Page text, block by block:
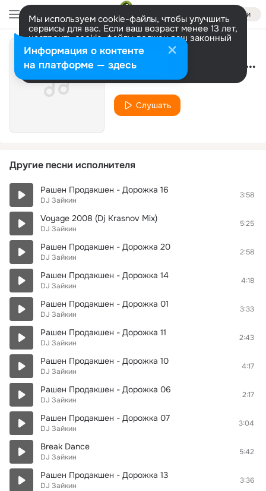
Войти
Мы используем cookie-файлы, чтобы улучшить
сервисы для вас. Если ваш возраст менее 13 лет,
настроить cookie-файлы должен ваш законный
представитель. Больше информации
Разрешить все Настроить Рашен Продакшен - Дорожка 17
DJ Зайкин
Слушать
Другие песни исполнителя
Рашен Продакшен - Дорожка 16
DJ Зайкин
3:58
Voyage 2008 (Dj Krasnov Mix)
DJ Зайкин
5:25
Рашен Продакшен - Дорожка 20
DJ Зайкин
2:58
Рашен Продакшен - Дорожка 14
DJ Зайкин
4:18
Рашен Продакшен - Дорожка 01
DJ Зайкин
3:33
Рашен Продакшен - Дорожка 11
DJ Зайкин
2:43
Рашен Продакшен - Дорожка 10
DJ Зайкин
4:17
Рашен Продакшен - Дорожка 06
DJ Зайкин
2:17
Рашен Продакшен - Дорожка 07
DJ Зайкин
3:04
Break Dance
DJ Зайкин
5:42
Рашен Продакшен - Дорожка 13
DJ Зайкин
3:36
Информация о контенте
на платформе — здесь